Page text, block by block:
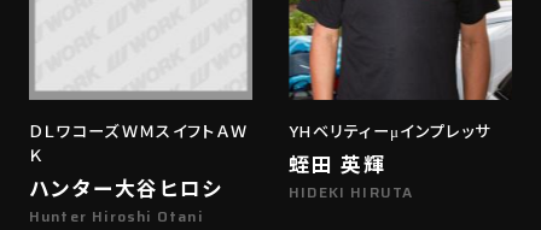
ＤＬワコーズＷＭスイフトＡＷ
Ｋ
ハンター大谷ヒロシ
Hunter Hiroshi Otani
YHベリティーμインプレッサ
蛭田 英輝
HIDEKI HIRUTA